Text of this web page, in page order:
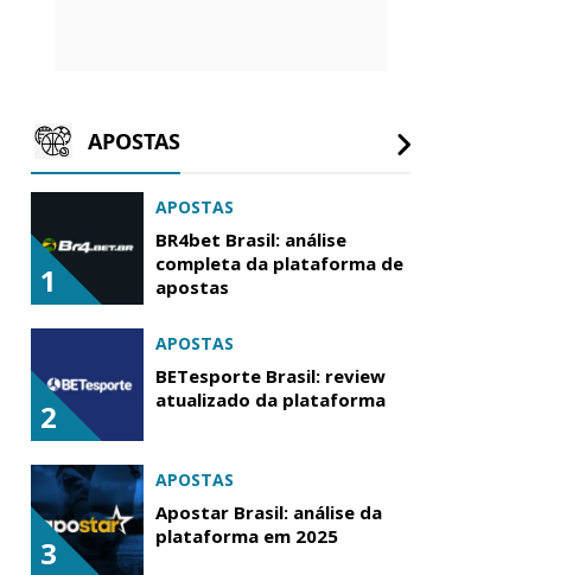
APOSTAS
1
APOSTAS
BR4bet Brasil: análise
completa da plataforma de
apostas
2
APOSTAS
BETesporte Brasil: review
atualizado da plataforma
3
APOSTAS
Apostar Brasil: análise da
plataforma em 2025